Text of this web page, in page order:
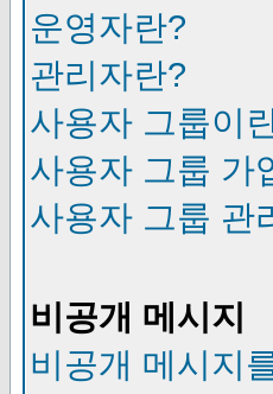
운영자란?
관리자란?
사용자 그룹이
사용자 그룹 가
사용자 그룹 관
비공개 메시지
비공개 메시지